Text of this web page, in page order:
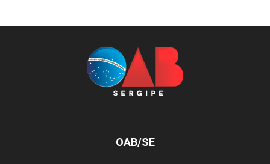
OAB/SE